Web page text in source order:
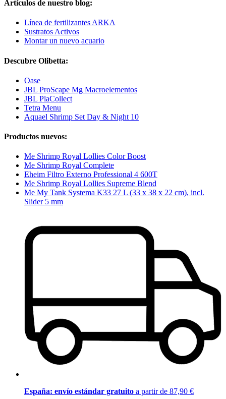
Artículos de nuestro blog:
Línea de fertilizantes ARKA
Sustratos Activos
Montar un nuevo acuario
Descubre Olibetta:
Oase
JBL ProScape Mg Macroelementos
JBL PlaCollect
Tetra Menu
Aquael Shrimp Set Day & Night 10
Productos nuevos:
Me Shrimp Royal Lollies Color Boost
Me Shrimp Royal Complete
Eheim Filtro Externo Professional 4 600T
Me Shrimp Royal Lollies Supreme Blend
Me My Tank Systema K33 27 L (33 x 38 x 22 cm), incl.
Slider 5 mm
España: envío estándar gratuito a partir de 87,90 €